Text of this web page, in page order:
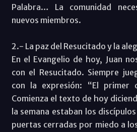
Palabra… La comunidad
nuevos miembros.
2.- La paz del Resucitado y la
En el Evangelio de hoy, Juan
con el Resucitado. Siempre
con la expresión: “El primer
Comienza el texto de hoy
la semana estaban los
puertas cerradas por miedo a